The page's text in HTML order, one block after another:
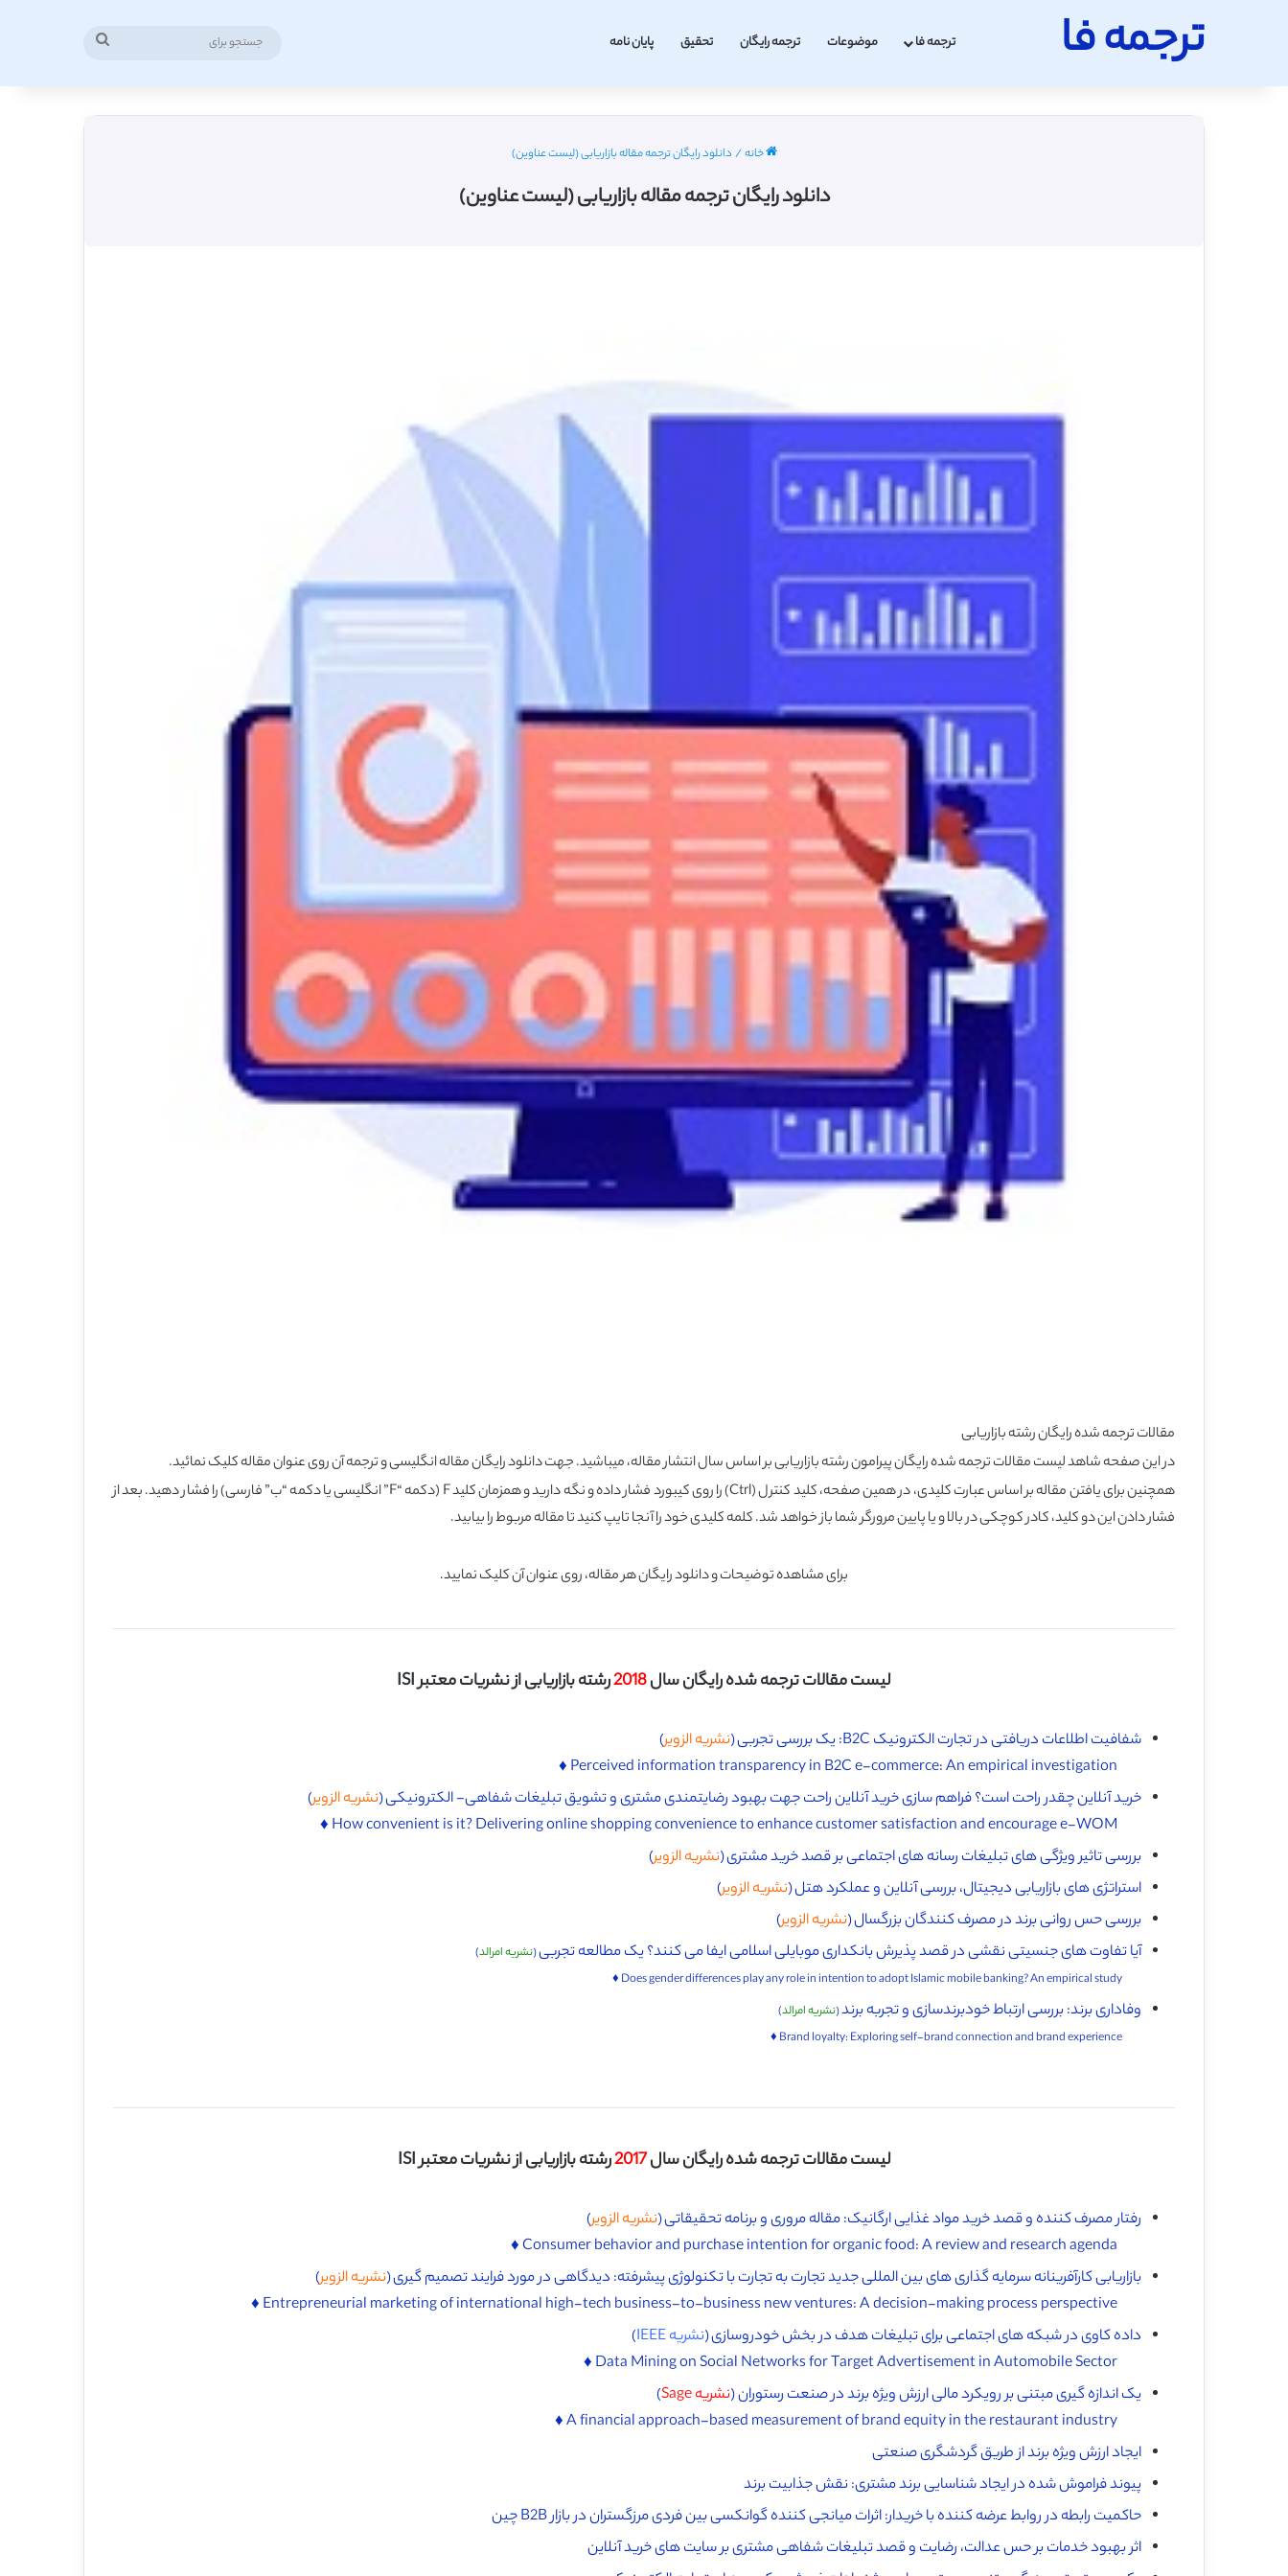
ترجمه فا ترجمه فا موضوعات ترجمه رایگان تحقیق پایان نامه
خانه/ دانلود رایگان ترجمه مقاله بازاریابی (لیست عناوین)
دانلود رایگان ترجمه مقاله بازاریابی (لیست عناوین)
مقالات ترجمه شده رایگان رشته بازاریابی
در این صفحه شاهد لیست مقالات ترجمه شده رایگان پیرامون رشته بازاریابی بر اساس سال انتشار مقاله، میباشید. جهت دانلود رایگان مقاله انگلیسی و ترجمه آن روی عنوان مقاله کلیک نمائید.
همچنین برای یافتن مقاله بر اساس عبارت کلیدی، در همین صفحه، کلید کنترل (Ctrl) را روی کیبورد فشار داده و نگه دارید و همزمان کلید F (دکمه “F” انگلیسی یا دکمه “ب” فارسی) را فشار دهید. بعد از
فشار دادن این دو کلید، کادر کوچکی در بالا و یا پایین مرورگر شما باز خواهد شد. کلمه کلیدی خود را آنجا تایپ کنید تا مقاله مربوط را بیابید.
برای مشاهده توضیحات و دانلود رایگان هر مقاله، روی عنوان آن کلیک نمایید.
لیست مقالات ترجمه شده رایگان سال2018رشته بازاریابی از نشریات معتبر ISI
شفافیت اطلاعات دریافتی در تجارت الکترونیک B2C: یک بررسی تجربی ( نشریه الزویر)
خرید آنلاین چقدر راحت است؟ فراهم سازی خرید آنلاین راحت جهت بهبود رضایتمندی مشتری و تشویق تبلیغات شفاهی- الکترونیکی (نشریه الزویر)
بررسی تاثیر ویژگی های تبلیغات رسانه های اجتماعی بر قصد خرید مشتری (نشریه الزویر)
استراتژی های بازاریابی دیجیتال، بررسی آنلاین و عملکرد هتل (نشریه الزویر)
بررسی حس روانی برند در مصرف کنندگان بزرگسال (نشریه الزویر)
آیا تفاوت های جنسیتی نقشی در قصد پذیرش بانکداری موبایلی اسلامی ایفا می کنند؟ یک مطالعه تجربی(نشریه امرالد)
وفاداری برند: بررسی ارتباط خودبرندسازی و تجربه برند(نشریه امرالد)
لیست مقالات ترجمه شده رایگان سال2017رشته بازاریابی از نشریات معتبر ISI
رفتار مصرف کننده و قصد خرید مواد غذایی ارگانیک: مقاله مروری و برنامه تحقیقاتی (نشریه الزویر)
بازاریابی کارآفرینانه سرمایه گذاری های بین المللی جدید تجارت به تجارت با تکنولوژی پیشرفته: دیدگاهی در مورد فرایند تصمیم گیری (نشریه الزویر)
داده کاوی در شبکه های اجتماعی برای تبلیغات هدف در بخش خودروسازی (نشریه IEEE
)
یک اندازه گیری مبتنی بر رویکرد مالی ارزش ویژه برند در صنعت رستوران (نشریه Sage
)
ایجاد ارزش ویژه برند از طریق گردشگری صنعتی
پیوند فراموش شده در ایجاد شناسایی برند مشتری: نقش جذابیت برند
حاکمیت رابطه در روابط عرضه کننده با خریدار: اثرات میانجی کننده گوانکسی بین فردی مرزگستران در بازار B2B چین
اثر بهبود خدمات بر حس عدالت، رضایت و قصد تبلیغات شفاهی مشتری بر سایت های خرید آنلاین